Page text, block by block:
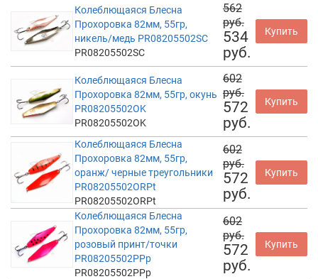
Колеблющаяся Блесна
Прохоровка 82мм, 55гр,
никель/медь PR08205502SC
PR08205502SC
562
руб.
534
руб.
Купить
Колеблющаяся Блесна
Прохоровка 82мм, 55гр, окунь
PR08205502OK
PR08205502OK
602
руб.
572
руб.
Купить
Колеблющаяся Блесна
Прохоровка 82мм, 55гр,
оранж/ черные треугольники
PR08205502ORPt
PR08205502ORPt
602
руб.
572
руб.
Купить
Колеблющаяся Блесна
Прохоровка 82мм, 55гр,
розовый принт/точки
PR08205502PPp
PR08205502PPp
602
руб.
572
руб.
Купить